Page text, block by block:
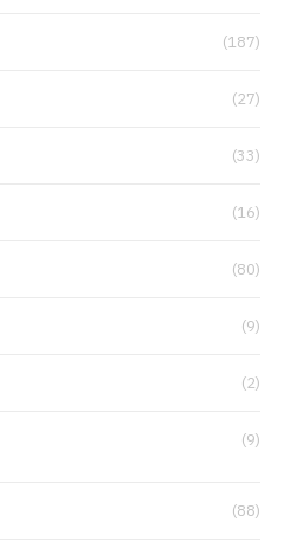
(187)
(27)
(33)
(16)
(80)
(9)
(2)
(9)
(88)